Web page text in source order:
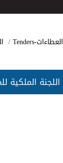
العطاءات-Tenders
اللجنة الملكية